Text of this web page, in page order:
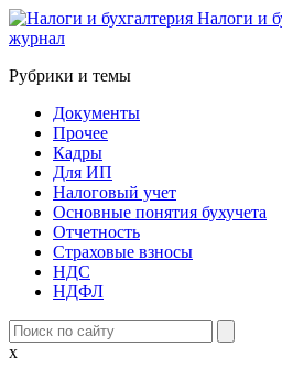
Налоги и
журнал
Рубрики и темы
Документы
Прочее
Кадры
Для ИП
Налоговый учет
Основные понятия бухучета
Отчетность
Страховые взносы
НДС
НДФЛ
x